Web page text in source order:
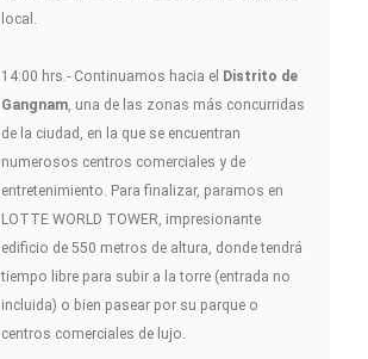
local.
14:00 hrs.- Continuamos hacia el Distrito de
Gangnam , una de las zonas más concurridas
de la ciudad, en la que se encuentran
numerosos centros comerciales y de
entretenimiento. Para finalizar, paramos en
LOTTE WORLD TOWER, impresionante
edificio de 550 metros de altura, donde tendrá
tiempo libre para subir a la torre (entrada no
incluida) o bien pasear por su parque o
centros comerciales de lujo.